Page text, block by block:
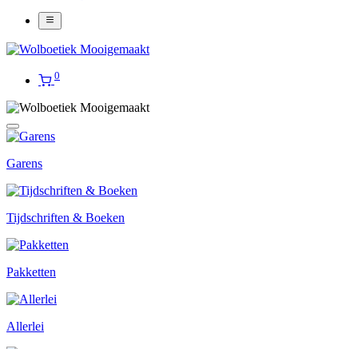
0
Garens
Tijdschriften & Boeken
Pakketten
Allerlei